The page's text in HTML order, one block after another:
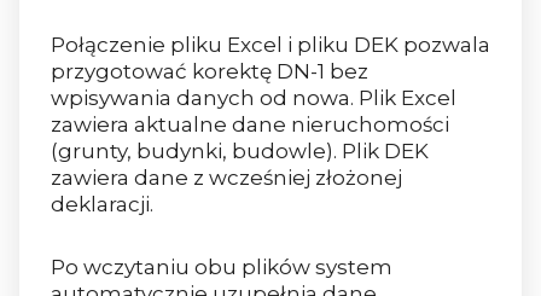
Połączenie pliku Excel i pliku DEK pozwala
przygotować korektę DN-1 bez
wpisywania danych od nowa. Plik Excel
zawiera aktualne dane nieruchomości
(grunty, budynki, budowle). Plik DEK
zawiera dane z wcześniej złożonej
deklaracji.
Po wczytaniu obu plików system